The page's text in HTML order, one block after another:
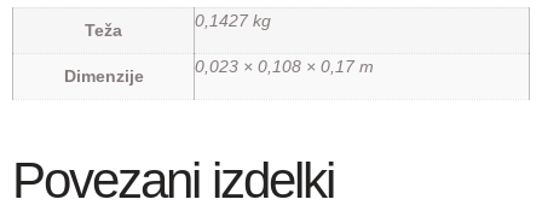
Teža 0,1427 kg
Dimenzije 0,023 × 0,108 × 0,17 m
Povezani izdelki